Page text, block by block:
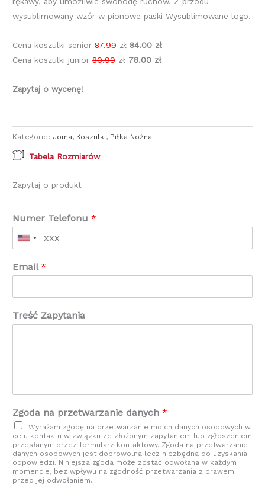
wysublimowany wzór w pionowe paski Wysublimowane logo.
Cena koszulki senior87.99 zł 84.00 zł
Cena koszulki junior80.99 zł 78.00 zł
Zapytaj o wycenę!
Kategorie: Joma, Koszulki, Piłka Nożna
Tabela Rozmiarów
Zapytaj o produkt
Numer Telefonu*
Email*
Treść Zapytania
Zgoda na przetwarzanie danych*
Wyrażam zgodę na przetwarzanie moich danych osobowych w
celu kontaktu w związku ze złożonym zapytaniem lub zgłoszeniem
przesłanym przez formularz kontaktowy. Zgoda na przetwarzanie
danych osobowych jest dobrowolna lecz niezbędna do uzyskania
odpowiedzi. Niniejsza zgoda może zostać odwołana w każdym
momencie, bez wpływu na zgodność przetwarzania z prawem
przed jej odwołaniem.